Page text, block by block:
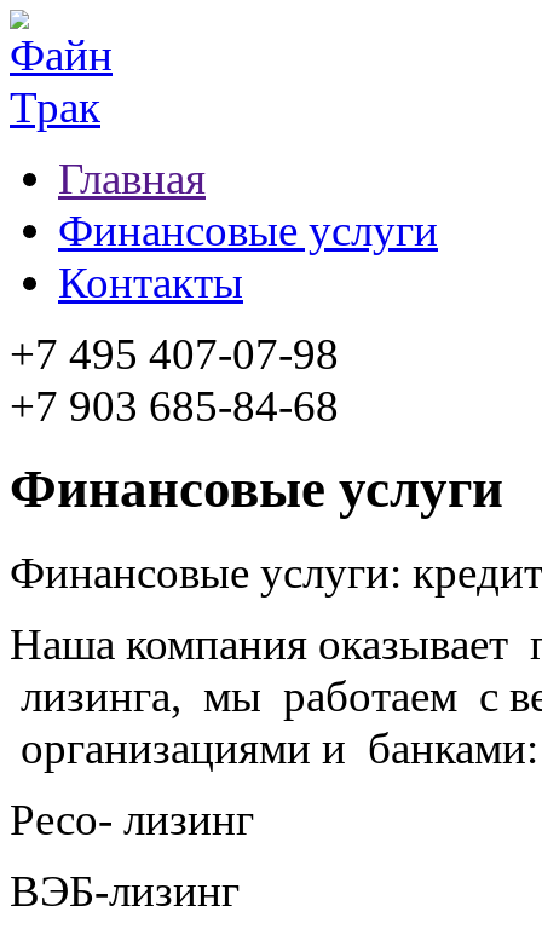
Главная
Финансовые услуги
Контакты
+7 495 407-07-98
+7 903 685-84-68
Финансовые услуги
Финансовые услуги:
Наша компания
лизинга, мы работаем с
организациями и банками:
Ресо- лизинг
ВЭБ-лизинг